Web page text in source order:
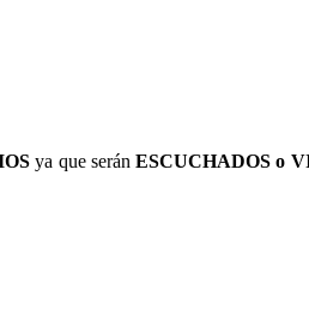
ya que serán ESCUCHADOS o